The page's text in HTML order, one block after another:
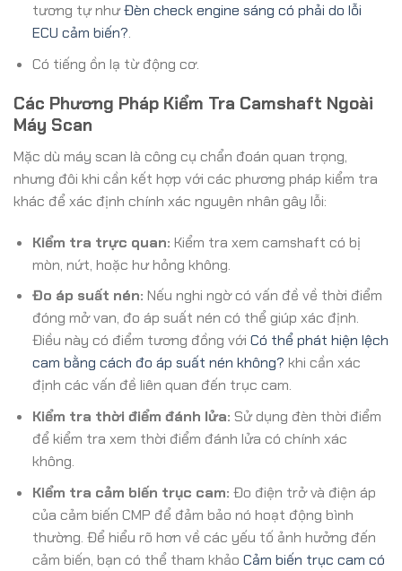
tương tự nhưĐèn check engine sáng có phải do lỗi
ECU cảm biến?.
Có tiếng ồn lạ từ động cơ.
Các Phương Pháp Kiểm Tra Camshaft Ngoài
Máy Scan
Mặc dù máy scan là công cụ chẩn đoán quan trọng,
nhưng đôi khi cần kết hợp với các phương pháp kiểm tra
khác để xác định chính xác nguyên nhân gây lỗi:
Kiểm tra trực quan: Kiểm tra xem camshaft có bị
mòn, nứt, hoặc hư hỏng không.
Đo áp suất nén: Nếu nghi ngờ có vấn đề về thời điểm
đóng mở van, đo áp suất nén có thể giúp xác định.
Điều này có điểm tương đồng với Có thể phát hiện lệch
cam bằng cách đo áp suất nén không? khi cần xác
định các vấn đề liên quan đến trục cam.
Kiểm tra thời điểm đánh lửa: Sử dụng đèn thời điểm
để kiểm tra xem thời điểm đánh lửa có chính xác
không.
Kiểm tra cảm biến trục cam: Đo điện trở và điện áp
của cảm biến CMP để đảm bảo nó hoạt động bình
thường. Để hiểu rõ hơn về các yếu tố ảnh hưởng đến
cảm biến, bạn có thể tham khảo Cảm biến trục cam có